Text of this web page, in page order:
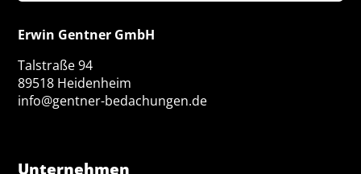
Erwin Gentner GmbH
Talstraße 94
89518 Heidenheim
info@gentner-bedachungen.de
Unternehmen